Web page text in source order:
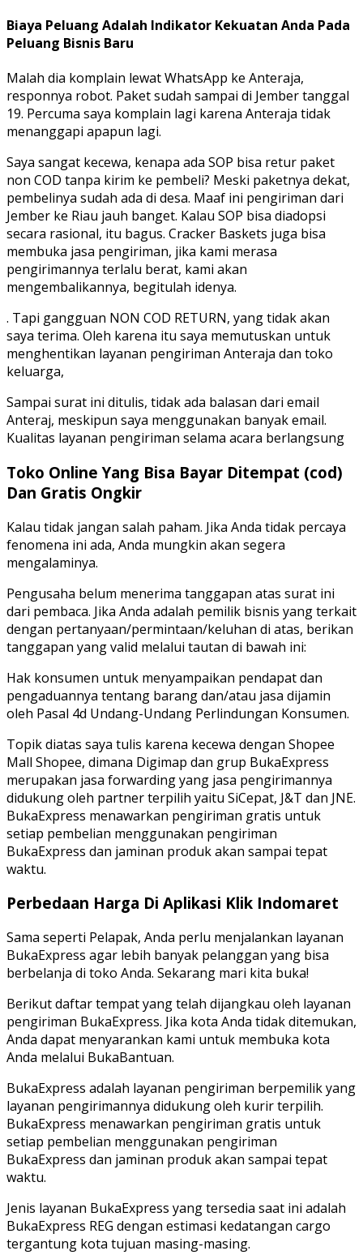
Biaya Peluang Adalah Indikator Kekuatan Anda Pada
Peluang Bisnis Baru
Malah dia komplain lewat WhatsApp ke Anteraja,
responnya robot. Paket sudah sampai di Jember tanggal
19. Percuma saya komplain lagi karena Anteraja tidak
menanggapi apapun lagi.
Saya sangat kecewa, kenapa ada SOP bisa retur paket
non COD tanpa kirim ke pembeli? Meski paketnya dekat,
pembelinya sudah ada di desa. Maaf ini pengiriman dari
Jember ke Riau jauh banget. Kalau SOP bisa diadopsi
secara rasional, itu bagus. Cracker Baskets juga bisa
membuka jasa pengiriman, jika kami merasa
pengirimannya terlalu berat, kami akan
mengembalikannya, begitulah idenya.
. Tapi gangguan NON COD RETURN, yang tidak akan
saya terima. Oleh karena itu saya memutuskan untuk
menghentikan layanan pengiriman Anteraja dan toko
keluarga,
Sampai surat ini ditulis, tidak ada balasan dari email
Anteraj, meskipun saya menggunakan banyak email.
Kualitas layanan pengiriman selama acara berlangsung
Toko Online Yang Bisa Bayar Ditempat (cod)
Dan Gratis Ongkir
Kalau tidak jangan salah paham. Jika Anda tidak percaya
fenomena ini ada, Anda mungkin akan segera
mengalaminya.
Pengusaha belum menerima tanggapan atas surat ini
dari pembaca. Jika Anda adalah pemilik bisnis yang terkait
dengan pertanyaan/permintaan/keluhan di atas, berikan
tanggapan yang valid melalui tautan di bawah ini:
Hak konsumen untuk menyampaikan pendapat dan
pengaduannya tentang barang dan/atau jasa dijamin
oleh Pasal 4d Undang-Undang Perlindungan Konsumen.
Topik diatas saya tulis karena kecewa dengan Shopee
Mall Shopee, dimana Digimap dan grup BukaExpress
merupakan jasa forwarding yang jasa pengirimannya
didukung oleh partner terpilih yaitu SiCepat, J&T dan JNE.
BukaExpress menawarkan pengiriman gratis untuk
setiap pembelian menggunakan pengiriman
BukaExpress dan jaminan produk akan sampai tepat
waktu.
Perbedaan Harga Di Aplikasi Klik Indomaret
Sama seperti Pelapak, Anda perlu menjalankan layanan
BukaExpress agar lebih banyak pelanggan yang bisa
berbelanja di toko Anda. Sekarang mari kita buka!
Berikut daftar tempat yang telah dijangkau oleh layanan
pengiriman BukaExpress. Jika kota Anda tidak ditemukan,
Anda dapat menyarankan kami untuk membuka kota
Anda melalui BukaBantuan.
BukaExpress adalah layanan pengiriman berpemilik yang
layanan pengirimannya didukung oleh kurir terpilih.
BukaExpress menawarkan pengiriman gratis untuk
setiap pembelian menggunakan pengiriman
BukaExpress dan jaminan produk akan sampai tepat
waktu.
Jenis layanan BukaExpress yang tersedia saat ini adalah
BukaExpress REG dengan estimasi kedatangan cargo
tergantung kota tujuan masing-masing.